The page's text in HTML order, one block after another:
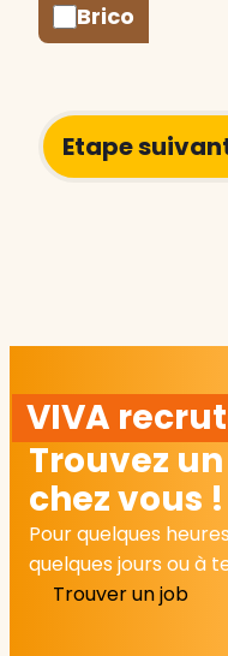
Brico
VIVA
Trouvez
chez vous !
Pour quelques
quelques jours ou à
Trouver un job